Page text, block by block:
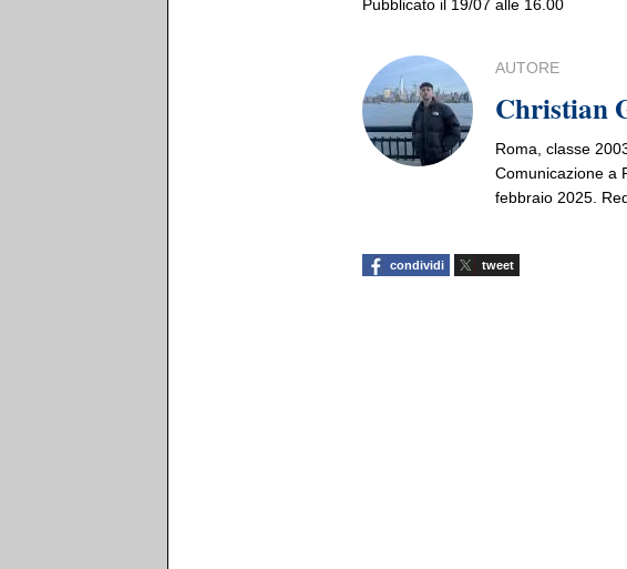
Pubblicato il 19/07 alle 16.00
AUTORE
Christian
Roma, classe
Comunicazione a
febbraio 2025.
condividi tweet